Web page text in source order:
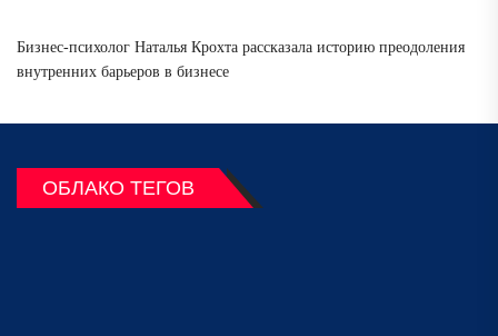
Бизнес-психолог Наталья Крохта рассказала историю преодоления
внутренних барьеров в бизнесе
ОБЛАКО ТЕГОВ